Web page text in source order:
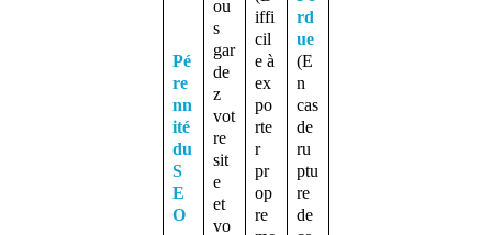
Pé
re
nn
ité
du
S
E
O
ou
s
gar
de
z
vot
re
sit
e
et
vo
iffi
cil
e à
ex
po
rte
r
pr
op
re
rd
ue
(E
n
cas
de
ru
ptu
re
de